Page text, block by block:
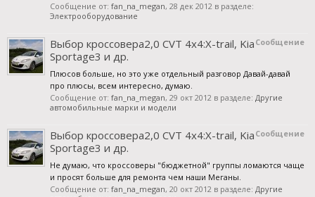
Сообщение от: fan_na_megan, 28 дек 2012 в разделе:
Электрооборудование
Сообщение
Выбор кроссовера2,0 CVT 4x4:X-trail, Kia
Sportage3 и др.
Плюсов больше, но это уже отдельный разговор Давай-давай
про плюсы, всем интересно, думаю.
Сообщение от: fan_na_megan, 29 окт 2012 в разделе: Другие
автомобильные марки и модели
Сообщение
Выбор кроссовера2,0 CVT 4x4:X-trail, Kia
Sportage3 и др.
Не думаю, что кроссоверы "бюджетной" группы ломаются чаще
и просят больше для ремонта чем наши Меганы.
Сообщение от: fan_na_megan, 20 окт 2012 в разделе: Другие